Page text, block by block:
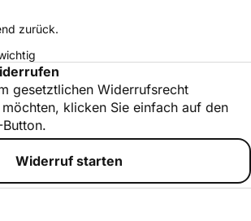
zurück.
gesetztlichen Widerrufsrecht
klicken Sie einfach auf den
Widerruf starten